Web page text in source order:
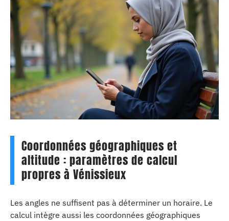
Coordonnées géographiques et
altitude : paramètres de calcul
propres à Vénissieux
Les angles ne suffisent pas à déterminer un horaire. Le
calcul intègre aussi les coordonnées géographiques